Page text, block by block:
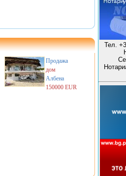
Продажа
дом
Албена
150000 EUR
Тел.